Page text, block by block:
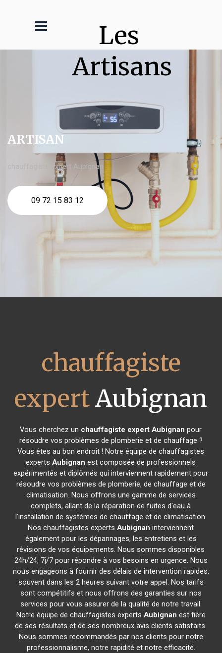
Les
Artisans
ARTISAN
chauffagiste expert Aubignan
09 72 15 83 12
chauffagiste
expertAubignan
Vous cherchez un chauffagiste expert Aubignan pour
résoudre vos problèmes de plomberie et de chauffage ?
Vous êtes au bon endroit ! Notre équipe de chauffagistes
expertsAubignan est composée de professionnels
expérimentés et diplômés qui interviennent rapidement pour
résoudre vos problèmes de plomberie, de chauffage et de
climatisation. Nous offrons une gamme de services
complets, allant de la réparation de fuites d'eau à
l'installation de systèmes de chauffage et de climatisation.
Nos chauffagistes expertsAubignan interviennent
également pour les dépannages, les entretiens et les
révisions de vos équipements. Nous sommes disponibles
24h/24, 7j/7 pour répondre à vos besoins en urgence. Nous
nous engageons à fournir des délais de intervention rapides,
souvent dans les 2 heures suivant votre appel. Nos tarifs
sont compétitifs et nous offrons des garanties sur nos
services pour vous assurer de la qualité de notre travail.
Notre équipe de chauffagistes experts Aubignan est fière
de ses résultats et de ses nombreux avis clients satisfaits.
Nous sommes recommandés par nos clients pour notre
professionnalisme, notre rapidité et notre efficacité.